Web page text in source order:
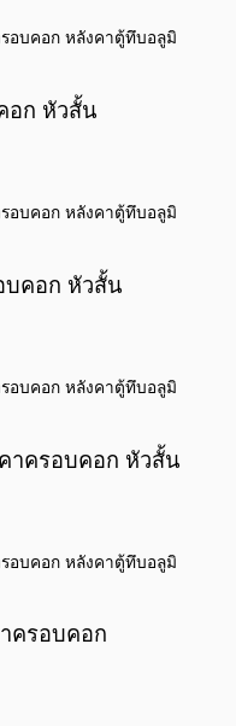
อก หัวสั้น
บคอก หัวสั้น
าครอบคอก หัวสั้น
ครอบคอก